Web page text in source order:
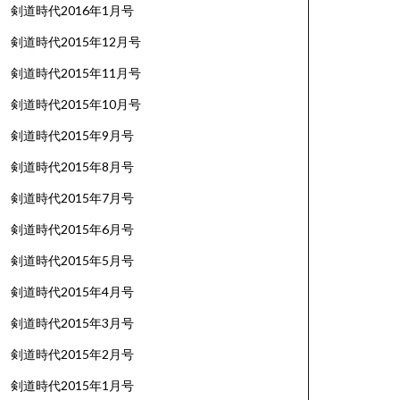
剣道時代2016年1月号
剣道時代2015年12月号
剣道時代2015年11月号
剣道時代2015年10月号
剣道時代2015年9月号
剣道時代2015年8月号
剣道時代2015年7月号
剣道時代2015年6月号
剣道時代2015年5月号
剣道時代2015年4月号
剣道時代2015年3月号
剣道時代2015年2月号
剣道時代2015年1月号